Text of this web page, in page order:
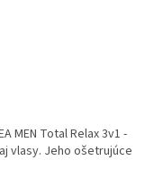
MEN Total Relax 3v1 -
vlasy. Jeho ošetrujúce